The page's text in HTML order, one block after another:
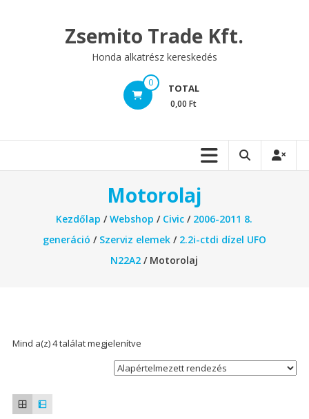
Zsemito Trade Kft.
Honda alkatrész kereskedés
0 TOTAL
0,00 Ft
Motorolaj
Kezdőlap /Webshop / Civic / 2006-2011 8.
generáció / Szerviz elemek/ 2.2i-ctdi dízel UFO
N22A2 / Motorolaj
Mind a(z) 4 találat megjelenítve